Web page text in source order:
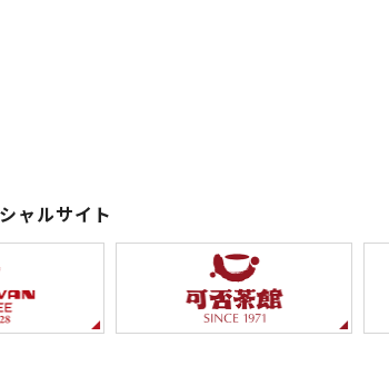
ャルサイト